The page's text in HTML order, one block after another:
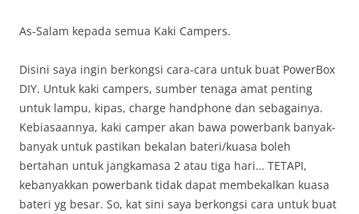
As-Salam kepada semua Kaki Campers.
Disini saya ingin berkongsi cara-cara untuk buat PowerBox
DIY. Untuk kaki campers, sumber tenaga amat penting
untuk lampu, kipas, charge handphone dan sebagainya.
Kebiasaannya, kaki camper akan bawa powerbank banyak-
banyak untuk pastikan bekalan bateri/kuasa boleh
bertahan untuk jangkamasa 2 atau tiga hari… TETAPI,
kebanyakkan powerbank tidak dapat membekalkan kuasa
bateri yg besar. So, kat sini saya berkongsi cara untuk buat